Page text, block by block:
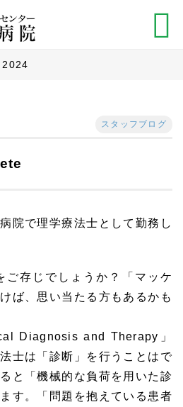
2024
スタッフブログ
院で理学療法士として勤務し
存じでしょうか？「マッケ
ば、思い当たる方もあるかも
Diagnosis and Therapy」
士は「診断」を行うことはで
と「機械的な負荷を用いた診
す。「問題を抱えている患者